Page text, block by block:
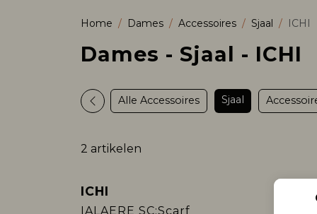
Home Dames Accessoires Sjaal ICHI
Dames - Sjaal - ICHI
Alle Accessoires Sjaal
2 artikelen
ICHI
IALAERE SC:Scarf